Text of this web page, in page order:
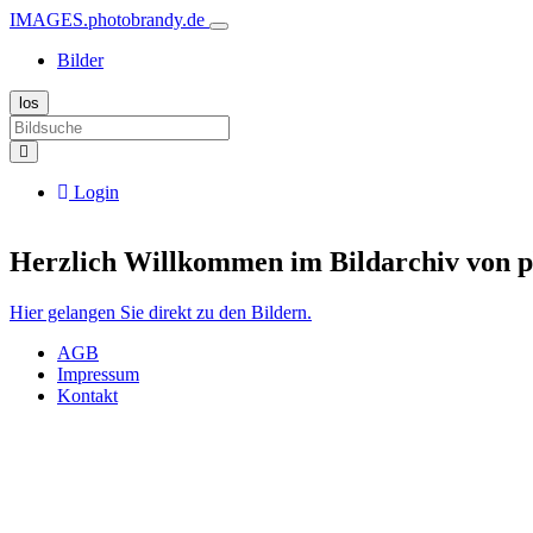
IMAGES.photobrandy.de
Bilder
Login
Herzlich Willkommen im Bildarchiv von
Hier gelangen Sie direkt zu den Bildern.
AGB
Impressum
Kontakt